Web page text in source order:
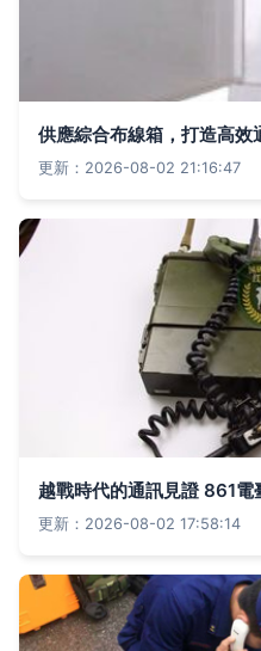
更新：2026-08-02 21:16:47
越戰時代的通訊見證 861電
更新：2026-08-02 17:58:14